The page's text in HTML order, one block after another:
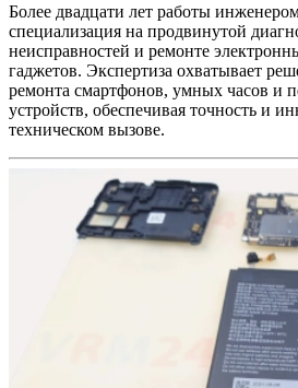
Более двадцати лет работы
специализация на продвинутой
неисправностей и ремонте
гаджетов. Экспертиза охватывает
ремонта смартфонов, умных часов и
устройств, обеспечивая точность и
техническом вызове.